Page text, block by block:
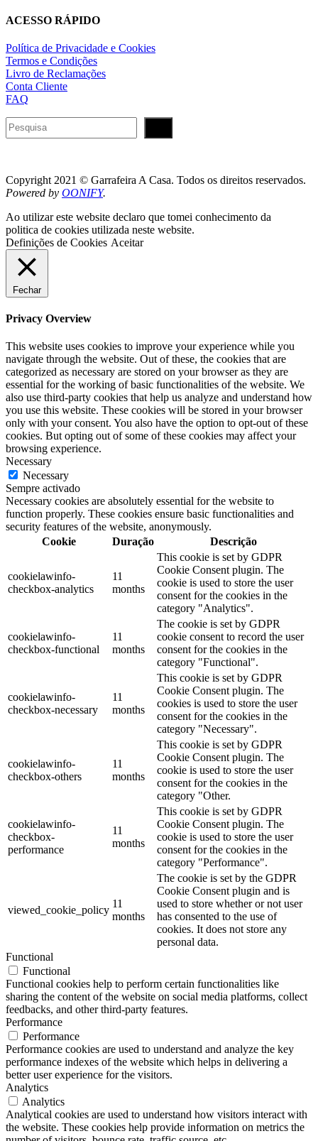
ACESSO RÁPIDO
Política de Privacidade e Cookies
Termos e Condições
Livro de Reclamações
Conta Cliente
FAQ
Pesquisar
Copyright 2021 © Garrafeira A Casa. Todos os direitos reservados.
Powered by OONIFY.
Ao utilizar este website declaro que tomei conhecimento da
politica de cookies utilizada neste website.
Definições de Cookies Aceitar
Fechar
Privacy Overview
This website uses cookies to improve your experience while you
navigate through the website. Out of these, the cookies that are
categorized as necessary are stored on your browser as they are
essential for the working of basic functionalities of the website. We
also use third-party cookies that help us analyze and understand how
you use this website. These cookies will be stored in your browser
only with your consent. You also have the option to opt-out of these
cookies. But opting out of some of these cookies may affect your
browsing experience.
Necessary
Necessary
Sempre activado
Necessary cookies are absolutely essential for the website to
function properly. These cookies ensure basic functionalities and
security features of the website, anonymously.
Cookie
Duração Descrição
cookielawinfo-
checkbox-analytics
11
months
This cookie is set by GDPR
Cookie Consent plugin. The
cookie is used to store the user
consent for the cookies in the
category "Analytics".
cookielawinfo-
checkbox-functional
11
months
The cookie is set by GDPR
cookie consent to record the user
consent for the cookies in the
category "Functional".
cookielawinfo-
checkbox-necessary
11
months
This cookie is set by GDPR
Cookie Consent plugin. The
cookies is used to store the user
consent for the cookies in the
category "Necessary".
cookielawinfo-
checkbox-others
11
months
This cookie is set by GDPR
Cookie Consent plugin. The
cookie is used to store the user
consent for the cookies in the
category "Other.
cookielawinfo-
checkbox-
performance
11
months
This cookie is set by GDPR
Cookie Consent plugin. The
cookie is used to store the user
consent for the cookies in the
category "Performance".
viewed_cookie_policy
11
months
The cookie is set by the GDPR
Cookie Consent plugin and is
used to store whether or not user
has consented to the use of
cookies. It does not store any
personal data.
Functional
Functional
Functional cookies help to perform certain functionalities like
sharing the content of the website on social media platforms, collect
feedbacks, and other third-party features.
Performance
Performance
Performance cookies are used to understand and analyze the key
performance indexes of the website which helps in delivering a
better user experience for the visitors.
Analytics
Analytics
Analytical cookies are used to understand how visitors interact with
the website. These cookies help provide information on metrics the